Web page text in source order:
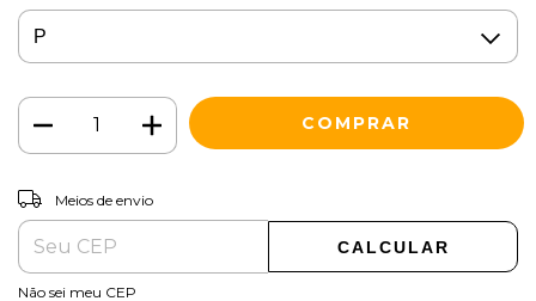
Entregas para o CEP:
Meios de envio
CALCULAR
Não sei meu CEP